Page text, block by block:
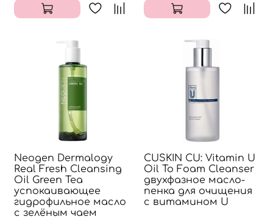
Neogen Dermalogy
Real Fresh Cleansing
Oil Green Tea
успокаивающее
гидрофильное масло
с зелёным чаем
CUSKIN CU: Vitamin U
Oil To Foam Cleanser
двухфазное масло-
пенка для очищения
с витамином U